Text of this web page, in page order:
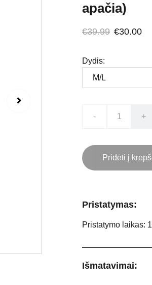
apačia)
€39.99 €30.00
Dydis:
- +
Pridėti į
Pristatymas:
Pristatymo laikas:
Išmatavimai: